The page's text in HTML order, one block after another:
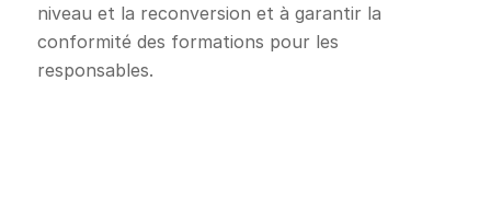
niveau et la reconversion et à garantir la
conformité des formations pour les
responsables.